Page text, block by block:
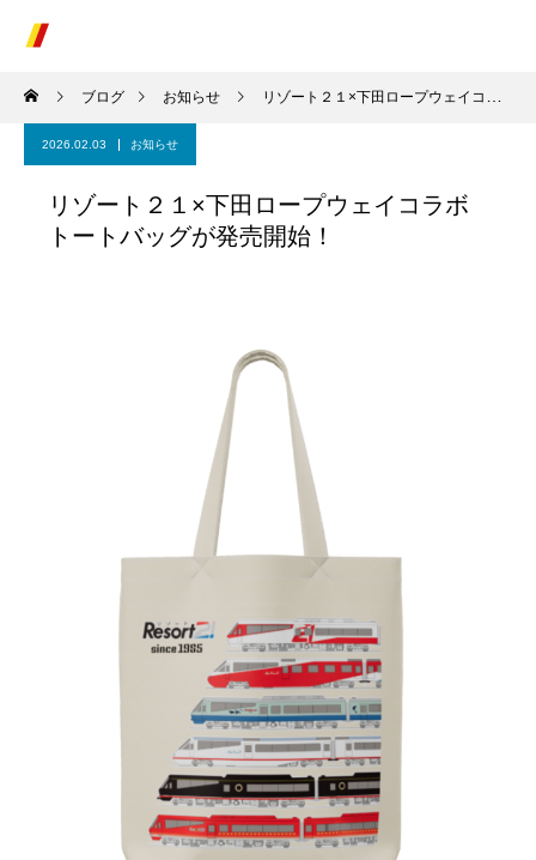
ブログ お知らせ リゾート２１×下田ロープウェイコラボトートバッグが発売開始！
2026.02.03 お知らせ
リゾート２１×下田ロープウェイコラボ
トートバッグが発売開始！